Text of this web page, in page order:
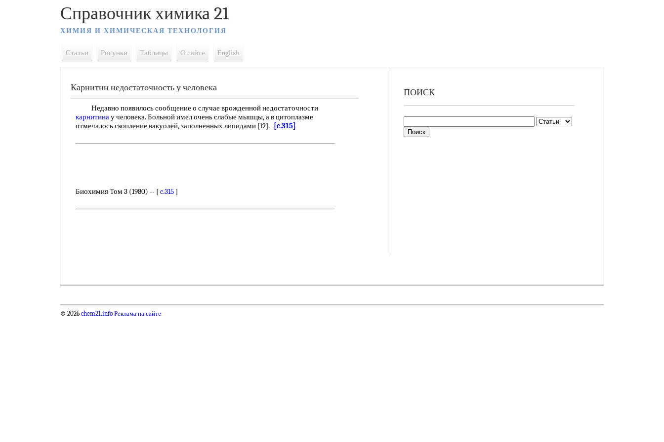
Справочник химика 21
ХИМИЯ И ХИМИЧЕСКАЯ ТЕХНОЛОГИЯ
Статьи Рисунки Таблицы О сайте English
Карнитин недостаточность у человека
Недавно появилось сообщение о случае врожденной недостаточности
карнитинау человека. Больной имел очень слабые мышцы, а в цитоплазме
отмечалось скопление вакуолей, заполненных липидами [12].
[c.315]
Биохимия Том 3 (1980) -- [c.315 ]
ПОИСК
© 2026 chem21.info Реклама на сайте